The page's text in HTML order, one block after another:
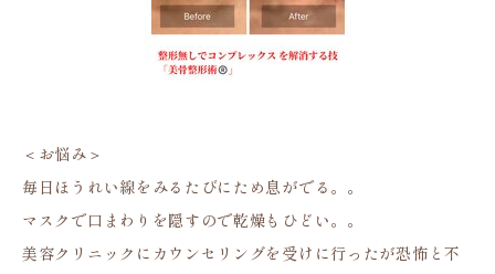
＜お悩み＞
毎日ほうれい線をみるたびにため息がでる。。
マスクで口まわりを隠すので乾燥もひどい。。
美容クリニックにカウンセリングを受けに行ったが恐怖と不